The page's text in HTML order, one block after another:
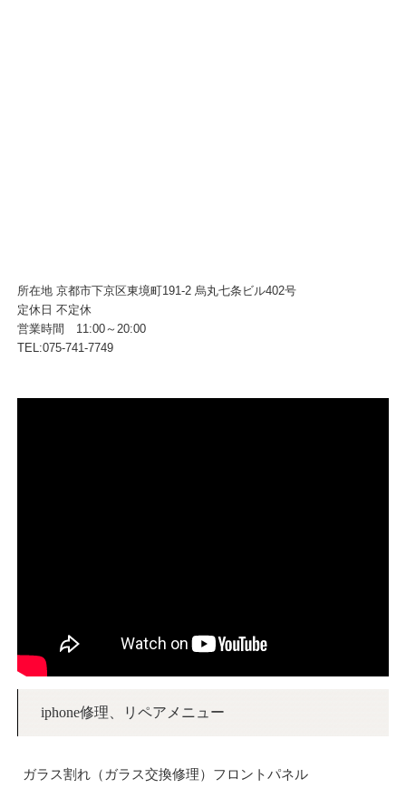
所在地 京都市下京区東境町191-2 烏丸七条ビル402号
定休日 不定休
営業時間 11:00～20:00
TEL:075-741-7749
iphone修理、リペアメニュー
ガラス割れ（ガラス交換修理）フロントパネル